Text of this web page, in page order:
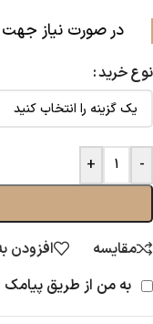
در صورت نیاز جهت
نوع خرید
-
+
مقایسه
افزودن
به من از طریق پیامک